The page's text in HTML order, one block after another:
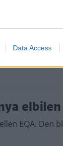
Data Access
fyrhjulsdrift.
elbilen
EQA. Den